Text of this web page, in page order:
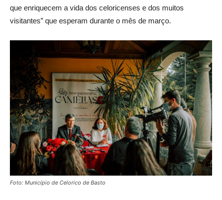
que enriquecem a vida dos celoricenses e dos muitos
visitantes” que esperam durante o mês de março.
Foto: Município de Celorico de Basto